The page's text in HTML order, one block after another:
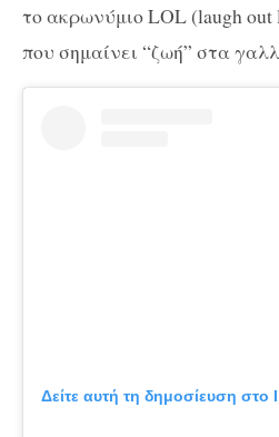
το ακρωνύμιο LOL (laugh out
που σημαίνει “ζωή” στα
Δείτε αυτή τη δημοσίευση στο